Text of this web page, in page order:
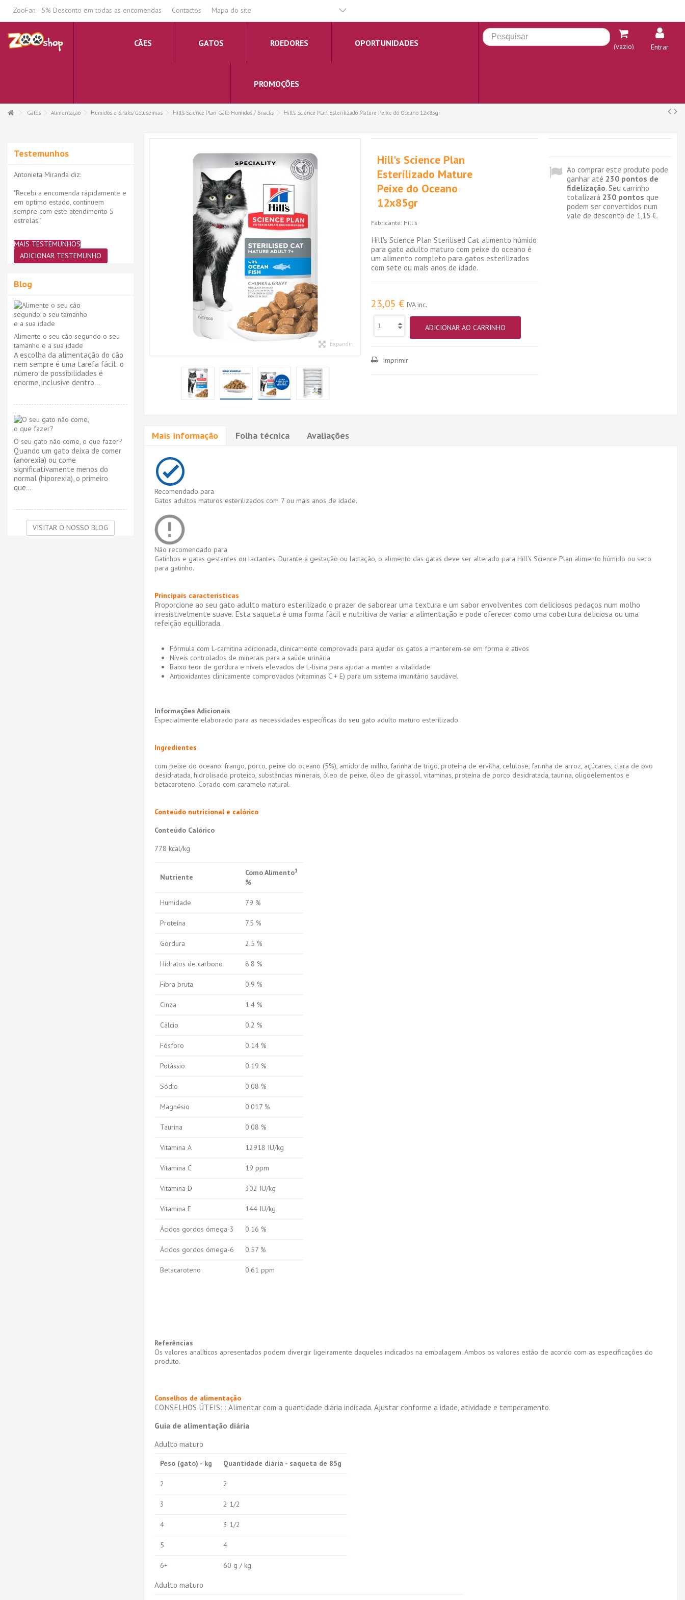
ZooFan - 5% Desconto em todas as encomendas Contactos Mapa do site
CÃES GATOS ROEDORES OPORTUNIDADES
PROMOÇÕES
(vazio) Entrar
Gatos Alimentação Humidos e Snaks/Goluseimas Hill's Science Plan Gato Húmidos / Snacks Hill's Science Plan Esterilizado Mature Peixe do Oceano 12x85gr
Expandir
Hill's Science Plan
Esterilizado Mature
Peixe do Oceano
12x85gr
Fabricante: Hill's
Hill's Science Plan Sterilised Cat alimento húmido
para gato adulto maturo com peixe do oceano é
um alimento completo para gatos esterilizados
com sete ou mais anos de idade.
23,05 € IVA inc.
ADICIONAR AO CARRINHO
Imprimir
Ao comprar este produto pode
ganhar até 230pontos de
fidelização. Seu carrinho
totalizará 230pontos que
podem ser convertidos num
vale de desconto de 1,15 €.
Mais informação Folha técnica Avaliações
Recomendado para
Gatos adultos maturos esterilizados com 7 ou mais anos de idade.
Não recomendado para
Gatinhos e gatas gestantes ou lactantes. Durante a gestação ou lactação, o alimento das gatas deve ser alterado para Hill's Science Plan alimento húmido ou seco
para gatinho.
Principais características
Proporcione ao seu gato adulto maturo esterilizado o prazer de saborear uma textura e um sabor envolventes com deliciosos pedaços num molho
irresistivelmente suave. Esta saqueta é uma forma fácil e nutritiva de variar a alimentação e pode oferecer como uma cobertura deliciosa ou uma
refeição equilibrada.
Fórmula com L-carnitina adicionada, clinicamente comprovada para ajudar os gatos a manterem-se em forma e ativos
Níveis controlados de minerais para a saúde urinária
Baixo teor de gordura e níveis elevados de L-lisina para ajudar a manter a vitalidade
Antioxidantes clinicamente comprovados (vitaminas C + E) para um sistema imunitário saudável
Informações Adicionais
Especialmente elaborado para as necessidades específicas do seu gato adulto maturo esterilizado.
Ingredientes
com peixe do oceano: frango, porco, peixe do oceano (5%), amido de milho, farinha de trigo, proteína de ervilha, celulose, farinha de arroz, açúcares, clara de ovo
desidratada, hidrolisado proteico, substâncias minerais, óleo de peixe, óleo de girassol, vitaminas, proteína de porco desidratada, taurina, oligoelementos e
betacaroteno. Corado com caramelo natural.
Conteúdo nutricional e calórico
Conteúdo Calórico
778 kcal/kg
Nutriente Como Alimento1
%
Humidade 79 %
Proteína 7.5 %
Gordura 2.5 %
Hidratos de carbono 8.8 %
Fibra bruta 0.9 %
Cinza 1.4 %
Cálcio 0.2 %
Fósforo 0.14 %
Potássio 0.19 %
Sódio 0.08 %
Magnésio 0.017 %
Taurina 0.08 %
Vitamina A 12918 IU/kg
Vitamina C 19 ppm
Vitamina D 302 IU/kg
Vitamina E 144 IU/kg
Ácidos gordos ómega-3 0.16 %
Ácidos gordos ómega-6 0.57 %
Betacaroteno 0.61 ppm
Referências
Os valores analíticos apresentados podem divergir ligeiramente daqueles indicados na embalagem. Ambos os valores estão de acordo com as especificações do
produto.
Conselhos de alimentação
CONSELHOS ÚTEIS: : Alimentar com a quantidade diária indicada. Ajustar conforme a idade, atividade e temperamento.
Guia de alimentação diária
Adulto maturo
Peso (gato) - kg Quantidade diária - saqueta de 85g
2 2
3 2 1/2
4 3 1/2
5 4
6+ 60 g / kg
Adulto maturo
Testemunhos
Antonieta Miranda diz:
"Recebi a encomenda rápidamente e
em optimo estado, continuem
sempre com este atendimento 5
estrelas."
MAIS TESTEMUNHOS
ADICIONAR TESTEMUNHO
Blog
Alimente o seu cão segundo o seu
tamanho e a sua idade
A escolha da alimentação do cão
nem sempre é uma tarefa fácil: o
número de possibilidades é
enorme, inclusive dentro...
O seu gato não come, o que fazer?
Quando um gato deixa de comer
(anorexia) ou come
significativamente menos do
normal (hiporexia), o primeiro
que...
VISITAR O NOSSO BLOG